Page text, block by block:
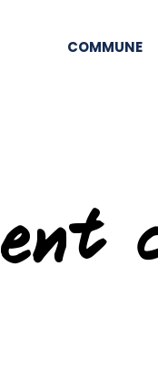
COMMUNE